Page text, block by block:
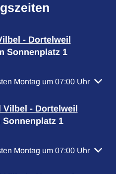
- Dortelweil
Sonnenplatz 1
oder Schließzeiten
Montag um 07:00 Uhr
- Dortelweil
Sonnenplatz 1
oder Schließzeiten
Montag um 07:00 Uhr